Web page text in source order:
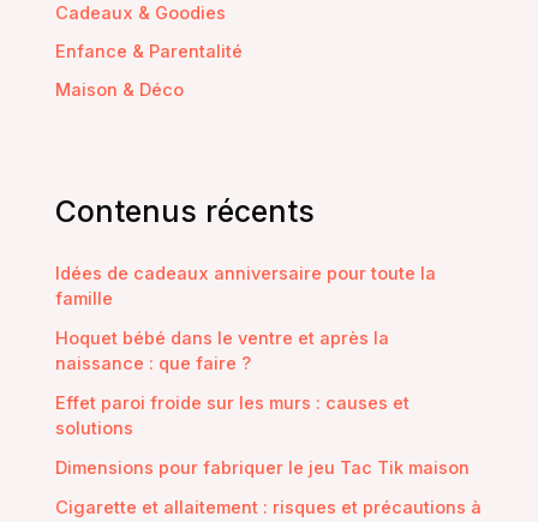
Cadeaux & Goodies
Enfance & Parentalité
Maison & Déco
Contenus récents
Idées de cadeaux anniversaire pour toute la
famille
Hoquet bébé dans le ventre et après la
naissance : que faire ?
Effet paroi froide sur les murs : causes et
solutions
Dimensions pour fabriquer le jeu Tac Tik maison
Cigarette et allaitement : risques et précautions à